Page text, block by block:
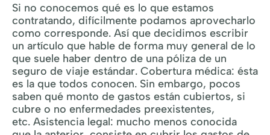
Si no conocemos qué es lo que estamos
contratando, difícilmente podamos aprovecharlo
como corresponde. Así que decidimos escribir
un artículo que hable de forma muy general de lo
que suele haber dentro de una póliza de un
seguro de viaje estándar. Cobertura médica: ésta
es la que todos conocen. Sin embargo, pocos
saben qué monto de gastos están cubiertos, si
cubre o no enfermedades preexistentes,
etc. Asistencia legal: mucho menos conocida